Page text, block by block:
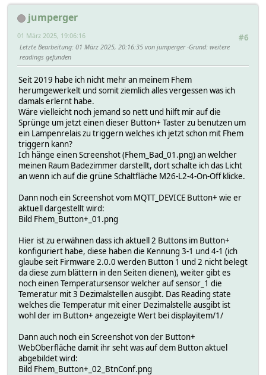
jumperger
#6
01 März 2025, 19:06:16
Letzte Bearbeitung: 01 März 2025, 20:16:35 von jumperger Grund: weitere
readings gefunden
Seit 2019 habe ich nicht mehr an meinem Fhem
herumgewerkelt und somit ziemlich alles vergessen was ich
damals erlernt habe.
Wäre vielleicht noch jemand so nett und hilft mir auf die
Sprünge um jetzt einen dieser Button+ Taster zu benutzen um
ein Lampenrelais zu triggern welches ich jetzt schon mit Fhem
triggern kann?
Ich hänge einen Screenshot (Fhem_Bad_01.png) an welcher
meinen Raum Badezimmer darstellt, dort schalte ich das Licht
an wenn ich auf die grüne Schaltfläche M26-L2-4-On-Off klicke.
Dann noch ein Screenshot vom MQTT_DEVICE Button+ wie er
aktuell dargestellt wird:
Bild Fhem_Button+_01.png
Hier ist zu erwähnen dass ich aktuell 2 Buttons im Button+
konfiguriert habe, diese haben die Kennung 3-1 und 4-1 (ich
glaube seit Firmware 2.0.0 werden Button 1 und 2 nicht belegt
da diese zum blättern in den Seiten dienen), weiter gibt es
noch einen Temperatursensor welcher auf sensor_1 die
Temeratur mit 3 Dezimalstellen ausgibt. Das Reading state
welches die Temperatur mit einer Dezimalstelle ausgibt ist
wohl der im Button+ angezeigte Wert bei displayitem/1/
Dann auch noch ein Screenshot von der Button+
WebOberfläche damit ihr seht was auf dem Button aktuel
abgebildet wird:
Bild Fhem_Button+_02_BtnConf.png